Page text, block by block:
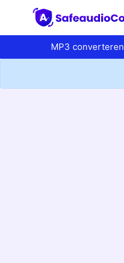
MP3 converteren